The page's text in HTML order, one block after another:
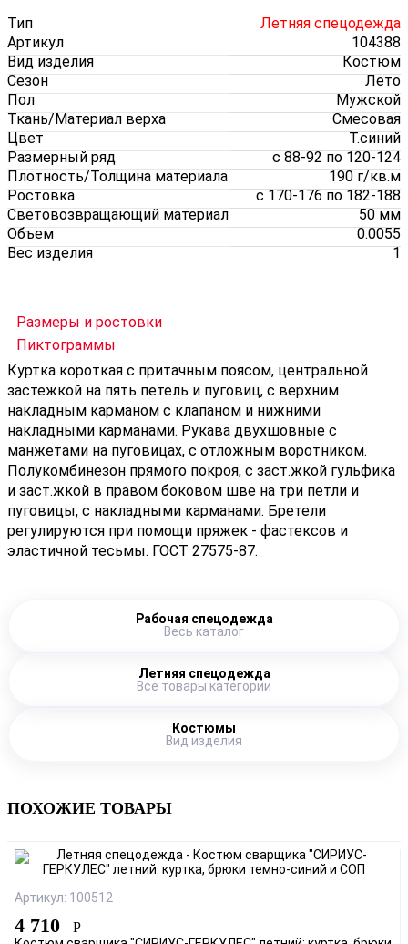
Тип
Летняя спецодежда
Артикул
104388
Вид изделия
Костюм
Сезон
Лето
Пол
Мужской
Ткань/Материал верха
Смесовая
Цвет
Т.синий
Размерный ряд
с 88-92 по 120-124
Плотность/Толщина материала
190 г/кв.м
Ростовка
с 170-176 по 182-188
Световозвращающий материал
50 мм
Объем
0.0055
Вес изделия
1
Размеры и ростовки
Пиктограммы
Куртка короткая с притачным поясом, центральной
застежкой на пять петель и пуговиц, с верхним
накладным карманом с клапаном и нижними
накладными карманами. Рукава двухшовные с
манжетами на пуговицах, с отложным воротником.
Полукомбинезон прямого покроя, с заст.жкой гульфика
и заст.жкой в правом боковом шве на три петли и
пуговицы, с накладными карманами. Бретели
регулируются при помощи пряжек - фастексов и
эластичной тесьмы. ГОСТ 27575-87.
Рабочая спецодежда
Весь каталог
Летняя спецодежда
Все товары категории
Костюмы
Вид изделия
ПОХОЖИЕ ТОВАРЫ
Артикул: 100512
4 710 Р